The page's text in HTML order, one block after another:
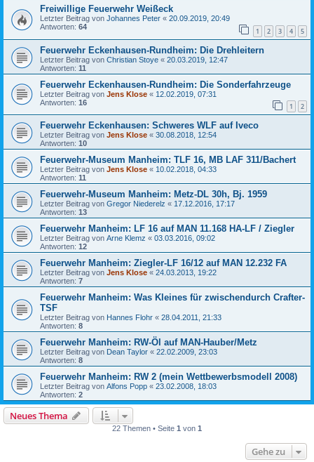
Freiwillige Feuerwehr Weißeck
Letzter Beitrag von Johannes Peter « 20.09.2019, 20:49
Antworten: 64 1 2 3 4 5
Feuerwehr Eckenhausen-Rundheim: Die Drehleitern
Letzter Beitrag von Christian Stoye « 20.03.2019, 12:47
Antworten: 11
Feuerwehr Eckenhausen-Rundheim: Die Sonderfahrzeuge
Letzter Beitrag von Jens Klose « 12.02.2019, 07:31
Antworten: 16 1 2
Feuerwehr Eckenhausen: Schweres WLF auf Iveco
Letzter Beitrag von Jens Klose « 30.08.2018, 12:54
Antworten: 10
Feuerwehr-Museum Manheim: TLF 16, MB LAF 311/Bachert
Letzter Beitrag von Jens Klose « 10.02.2018, 04:33
Antworten: 11
Feuerwehr-Museum Manheim: Metz-DL 30h, Bj. 1959
Letzter Beitrag von Gregor Niederelz « 17.12.2016, 17:17
Antworten: 13
Feuerwehr Manheim: LF 16 auf MAN 11.168 HA-LF / Ziegler
Letzter Beitrag von Arne Klemz « 03.03.2016, 09:02
Antworten: 12
Feuerwehr Manheim: Ziegler-LF 16/12 auf MAN 12.232 FA
Letzter Beitrag von Jens Klose « 24.03.2013, 19:22
Antworten: 7
Feuerwehr Manheim: Was Kleines für zwischendurch Crafter-
TSF
Letzter Beitrag von Hannes Flohr « 28.04.2011, 21:33
Antworten: 8
Feuerwehr Manheim: RW-Öl auf MAN-Hauber/Metz
Letzter Beitrag von Dean Taylor « 22.02.2009, 23:03
Antworten: 8
Feuerwehr Manheim: RW 2 (mein Wettbewerbsmodell 2008)
Letzter Beitrag von Alfons Popp « 23.02.2008, 18:03
Antworten: 2
Neues Thema
22 Themen • Seite 1 von 1
Gehe zu